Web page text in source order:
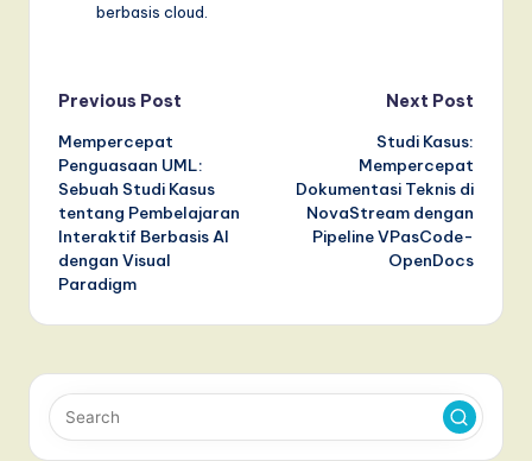
berbasis cloud.
Post
navigation
Previous Post
Mempercepat
Penguasaan UML:
Sebuah Studi Kasus
tentang Pembelajaran
Interaktif Berbasis AI
dengan Visual
Paradigm
Next Post
Studi Kasus:
Mempercepat
Dokumentasi Teknis di
NovaStream dengan
Pipeline VPasCode-
OpenDocs